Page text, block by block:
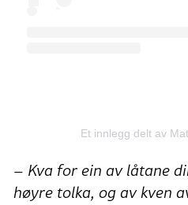
Et innlegg delt av
– Kva for ein av låtane
høyre tolka, og av kven